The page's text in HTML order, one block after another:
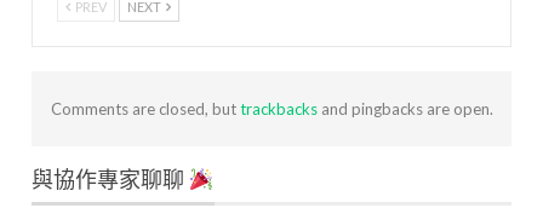
PREV NEXT
Comments are closed, buttrackbacksand pingbacks are open.
與協作專家聊聊